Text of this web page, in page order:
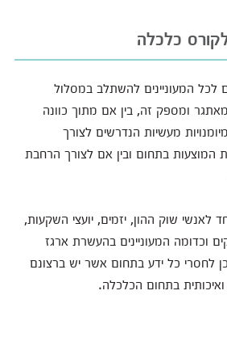
כלכלה
לכל המעוניינים להשתלב במסלול
ומספק זה, בין אם מתוך כוונה
מעשיות הנדרשים לצורך
בתחום ובין אם לצורך הרחבת
לאנשי שוק ההון, יזמים, יועצי השקעות,
וכדומה המעוניינים בהעשרת ארגז
לחסרי כל ידע בתחום אשר יש ברצונם
בתחום הכלכלה.